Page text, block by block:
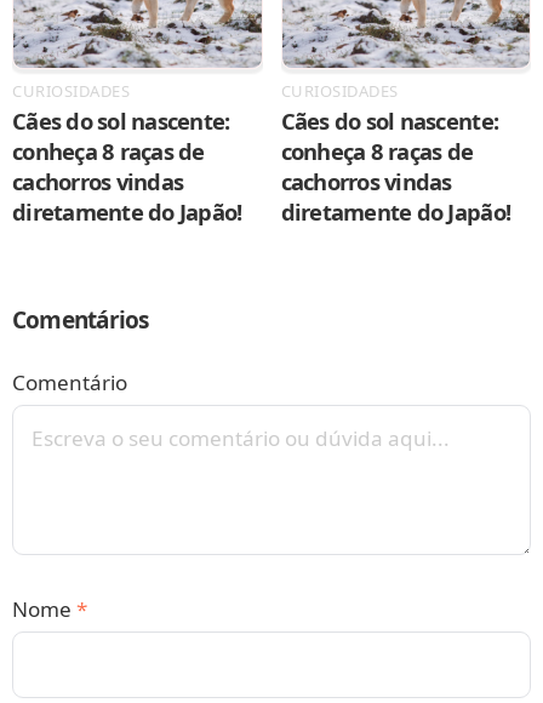
CURIOSIDADES
Cães do sol nascente:
conheça 8 raças de
cachorros vindas
diretamente do Japão!
CURIOSIDADES
Cães do sol nascente:
conheça 8 raças de
cachorros vindas
diretamente do Japão!
Comentários
Comentário
Nome *